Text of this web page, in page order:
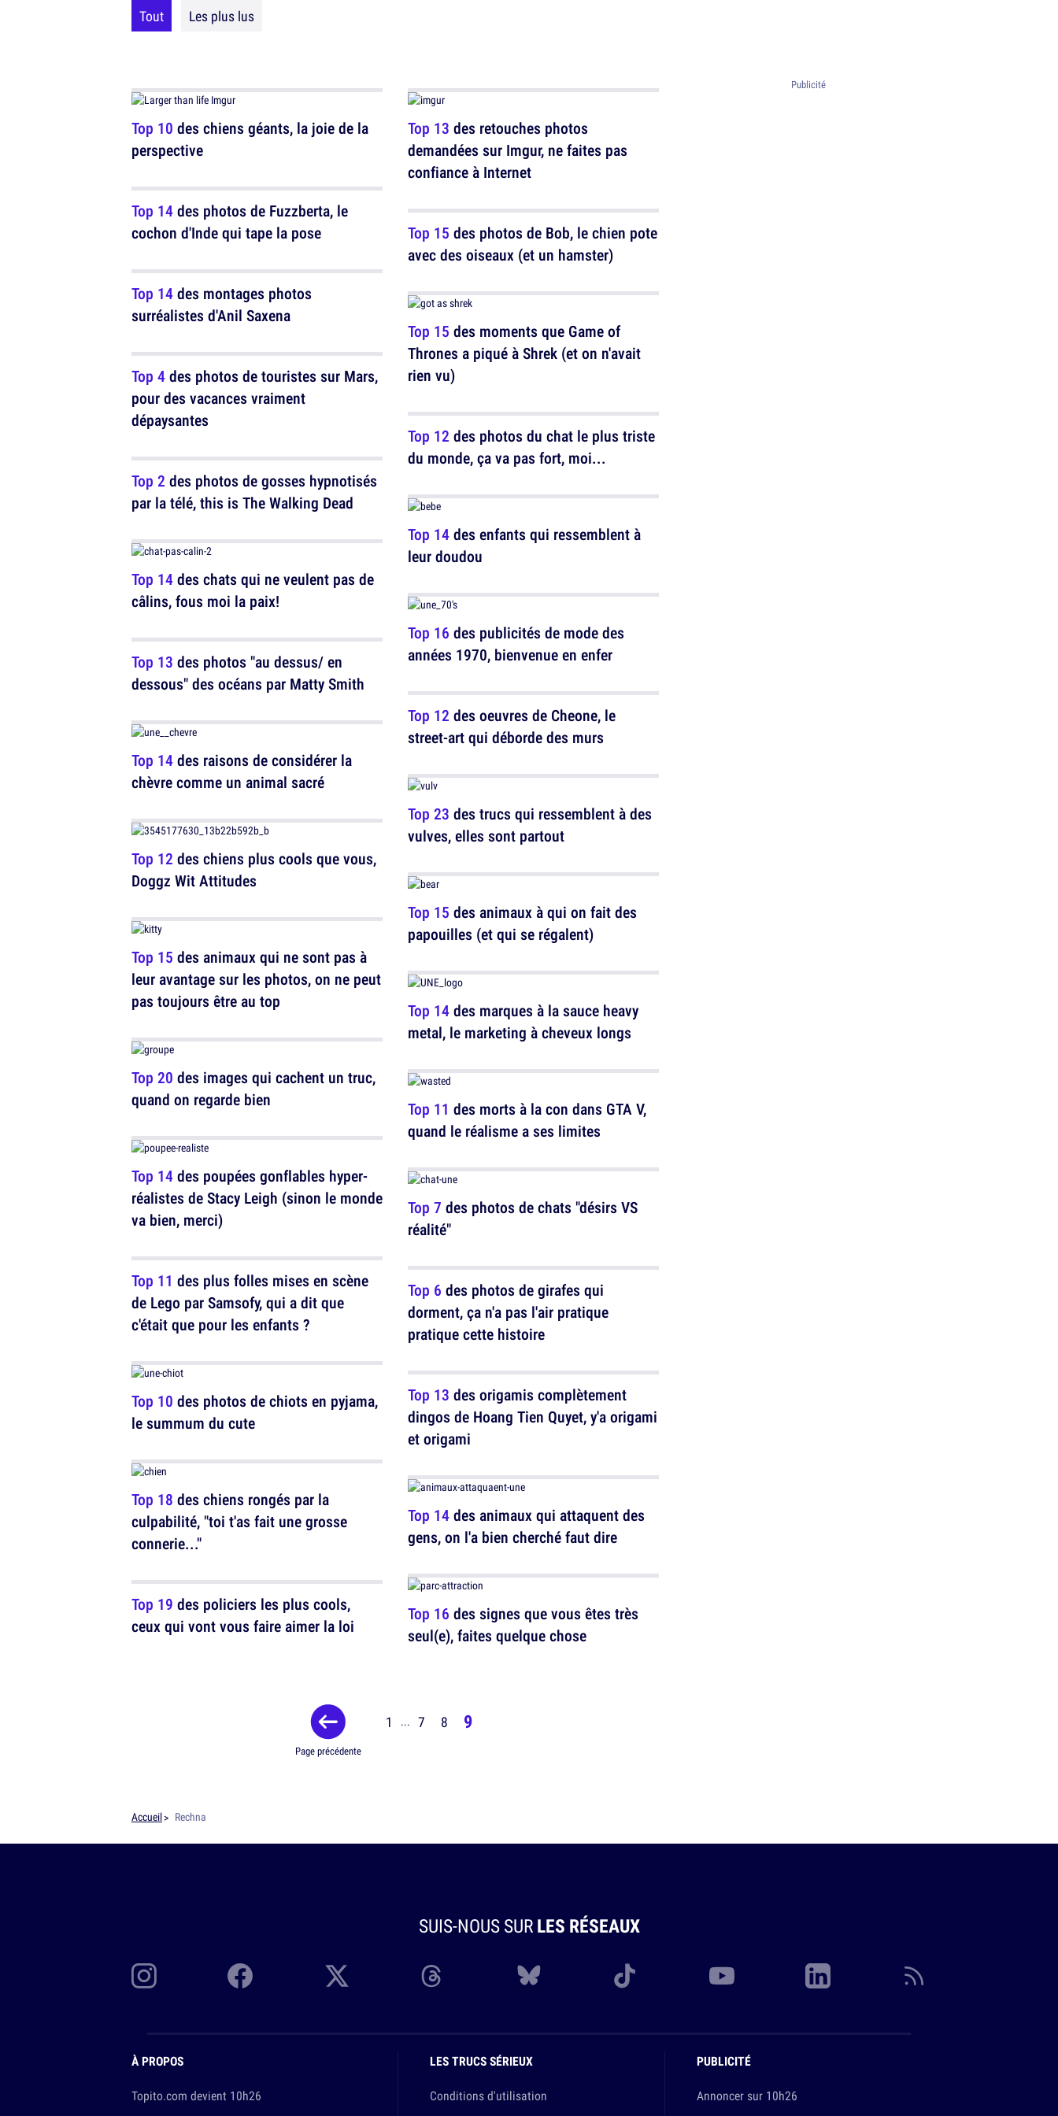
Tout Les plus lus
Top 10 des chiens géants, la joie de la
perspective
Top 14des photos de Fuzzberta, le
cochon d'Inde qui tape la pose
Top 14des montages photos
surréalistes d'Anil Saxena
Top 4des photos de touristes sur Mars,
pour des vacances vraiment
dépaysantes
Top 2 des photos de gosses hypnotisés
par la télé, this is The Walking Dead
Top 14des chats qui ne veulent pas de
câlins, fous moi la paix!
Top 13 des photos "au dessus/ en
dessous" des océans par Matty Smith
Top 14des raisons de considérer la
chèvre comme un animal sacré
Top 12 des chiens plus cools que vous,
Doggz Wit Attitudes
Top 15 des animaux qui ne sont pas à
leur avantage sur les photos, on ne peut
pas toujours être au top
Top 20 des images qui cachent un truc,
quand on regarde bien
Top 14des poupées gonflables hyper-
réalistes de Stacy Leigh (sinon le monde
va bien, merci)
Top 11 des plus folles mises en scène
de Lego par Samsofy, qui a dit que
c'était que pour les enfants ?
Top 10 des photos de chiots en pyjama,
le summum du cute
Top 18 des chiens rongés par la
culpabilité, "toi t'as fait une grosse
connerie..."
Top 19 des policiers les plus cools,
ceux qui vont vous faire aimer la loi
Top 13 des retouches photos
demandées sur Imgur, ne faites pas
confiance à Internet
Top 15 des photos de Bob, le chien pote
avec des oiseaux (et un hamster)
Top 15 des moments que Game of
Thrones a piqué à Shrek (et on n'avait
rien vu)
Top 12 des photos du chat le plus triste
du monde, ça va pas fort, moi...
Top 14des enfants qui ressemblent à
leur doudou
Top 16 des publicités de mode des
années 1970, bienvenue en enfer
Top 12 des oeuvres de Cheone, le
street-art qui déborde des murs
Top 23 des trucs qui ressemblent à des
vulves, elles sont partout
Top 15 des animaux à qui on fait des
papouilles (et qui se régalent)
Top 14des marques à la sauce heavy
metal, le marketing à cheveux longs
Top 11 des morts à la con dans GTA V,
quand le réalisme a ses limites
Top 7 des photos de chats "désirs VS
réalité"
Top 6 des photos de girafes qui
dorment, ça n'a pas l'air pratique
pratique cette histoire
Top 13 des origamis complètement
dingos de Hoang Tien Quyet, y'a origami
et origami
Top 14des animaux qui attaquent des
gens, on l'a bien cherché faut dire
Top 16 des signes que vous êtes très
seul(e), faites quelque chose
Page précédente
1 ... 7 8 9
Accueil Rechna
SUIS-NOUS SURLES RÉSEAUX
À PROPOS
Topito.com devient 10h26
LES TRUCS SÉRIEUX
Conditions d'utilisation
PUBLICITÉ
Annoncer sur 10h26